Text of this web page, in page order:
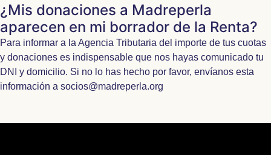
¿Mis donaciones a Madreperla
aparecen en mi borrador de la Renta?
Para informar a la Agencia Tributaria del importe de tus cuotas
y donaciones es indispensable que nos hayas comunicado tu
DNI y domicilio. Si no lo has hecho por favor, envíanos esta
información a socios@madreperla.org